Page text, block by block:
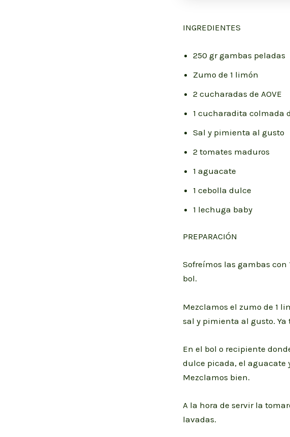
INGREDIENTES
250 gr gambas peladas
Zumo de 1 limón
2 cucharadas de AOVE
1 cucharadita colmada
Sal y pimienta al gusto
2 tomates maduros
1 aguacate
1 cebolla dulce
1 lechuga baby
PREPARACIÓN
Sofreímos las gambas con
bol.
Mezclamos el zumo de 1
sal y pimienta al gusto.
En el bol o recipiente
dulce picada, el aguacate
Mezclamos bien.
A la hora de servir la
lavadas.